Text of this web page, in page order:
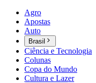
Agro
Apostas
Auto
Brasil
Ciência e Tecnologia
Colunas
Copa do Mundo
Cultura e Lazer